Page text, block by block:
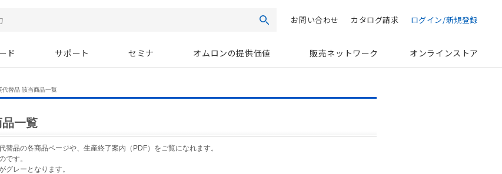
検索お問い合わせ カタログ請求 ログイン/新規登録
ド サポート セミナ オムロンの提供価値 販売ネットワーク オンラインストア
代替品 該当商品一覧
一覧
品の各商品ページや、生産終了案内（PDF）をご覧になれます。
です。
グレーとなります。